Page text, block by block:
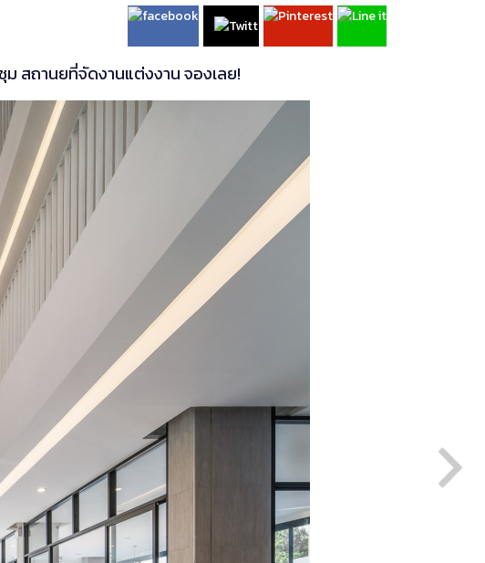
สถานยที่จัดงานแต่งงาน จองเลย!